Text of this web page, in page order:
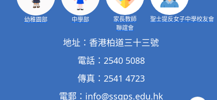
地址：香港柏道三十三號
電話：2540 5088
傳真：2541 4723
電郵： info@ssgps.edu.hk
幼稚園部 中學部
家長教師
聯誼會
聖士提反女子中學校友會